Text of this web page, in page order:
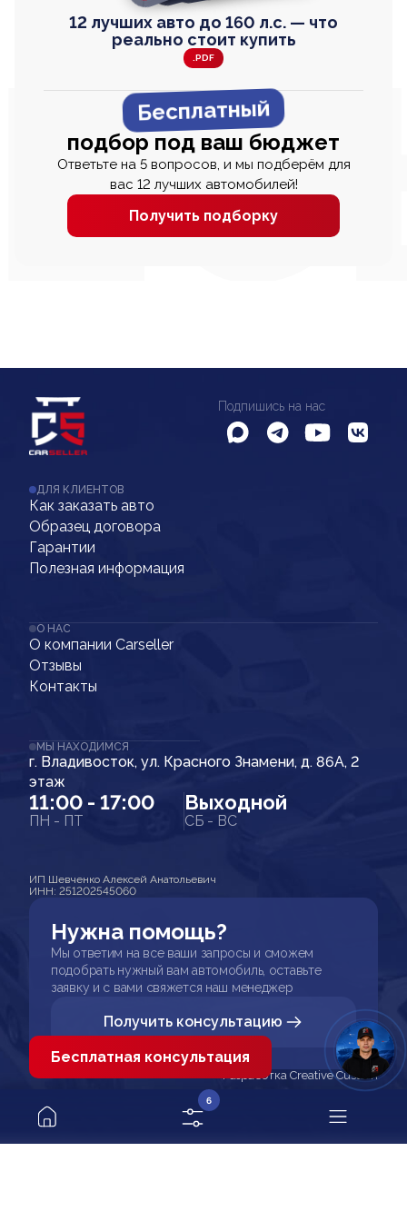
12 лучших авто до 160 л.с. — что
реально стоит купить
.PDF
Бесплатный
подбор под ваш бюджет
Ответьте на 5 вопросов, и мы подберём для
вас 12 лучших автомобилей!
Получить подборку
Подпишись на нас
ДЛЯ КЛИЕНТОВ
Как заказать авто
Образец договора
Гарантии
Полезная информация
О НАС
О компании Carseller
Отзывы
Контакты
МЫ НАХОДИМСЯ
г. Владивосток, ул. Красного Знамени, д. 86А, 2
этаж
11:00 - 17:00
ПН - ПТ
Выходной
СБ - ВС
ИП Шевченко Алексей Анатольевич
ИНН: 251202545060
Нужна помощь?
Мы ответим на все ваши запросы и сможем
подобрать нужный вам автомобиль, оставьте
заявку и с вами свяжется наш менеджер
Получить консультацию
Разработка Creative Custom
6
Бесплатная консультация